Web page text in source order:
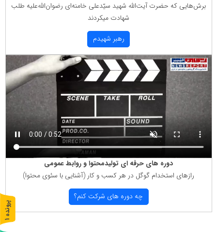
برش‌هایی كه حضرت آیت‌الله شهید سیّدعلی خامنه‌ای رضوان‌الله‌علیه طلب
شهادت میكردند
رهبر شهیدم
دوره های حرفه ای تولیدمحتوا و روابط عمومی
رازهای استخدام گوگل در هر كسب و كار (آشنایی با سئوی محتوا)
چه دوره های شركت كنم؟
پ
ر
و
ن
د
ه
1